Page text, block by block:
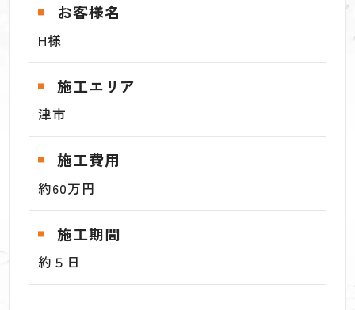
お客様名
H様
施工エリア
津市
施工費用
約60万円
施工期間
約５日